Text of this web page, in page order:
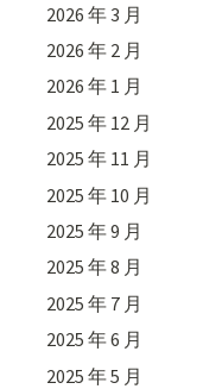
2026 年 3 月
2026 年 2 月
2026 年 1 月
2025 年 12 月
2025 年 11 月
2025 年 10 月
2025 年 9 月
2025 年 8 月
2025 年 7 月
2025 年 6 月
2025 年 5 月